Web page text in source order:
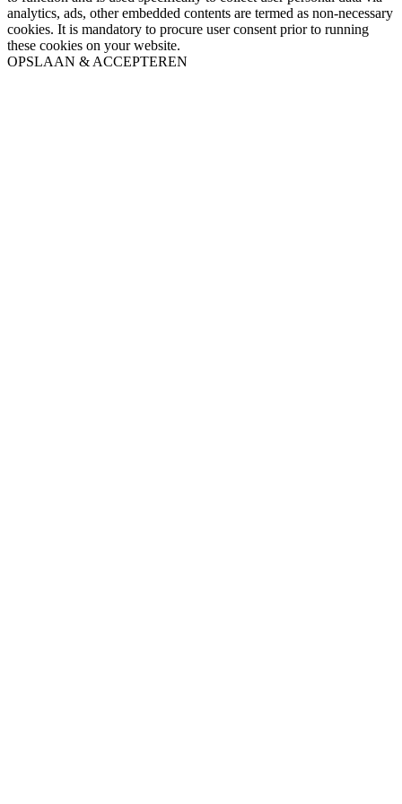
analytics, ads, other embedded contents are termed as non-necessary
cookies. It is mandatory to procure user consent prior to running
these cookies on your website.
OPSLAAN & ACCEPTEREN